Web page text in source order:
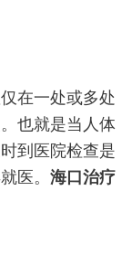
在一处或多处
也就是当人体
到医院检查是
医。 海口治疗